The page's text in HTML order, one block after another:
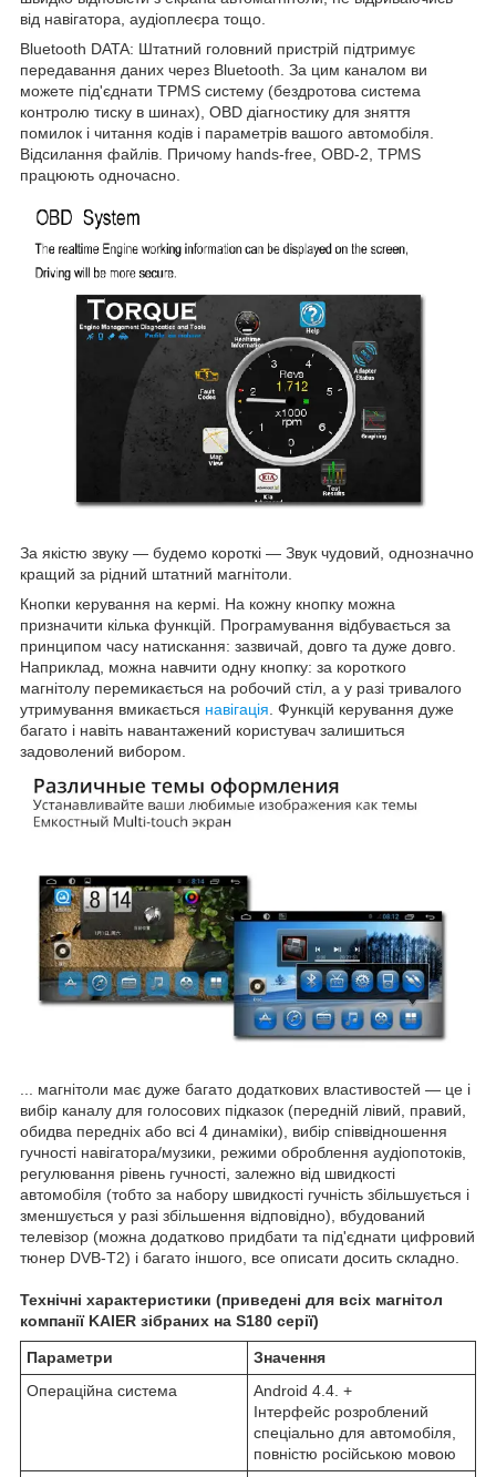
від навігатора, аудіоплеєра тощо.
Bluetooth DATA: Штатний головний пристрій підтримує
передавання даних через Bluetooth. За цим каналом ви
можете під'єднати TPMS систему (бездротова система
контролю тиску в шинах), OBD діагностику для зняття
помилок і читання кодів і параметрів вашого автомобіля.
Відсилання файлів. Причому hands-free, OBD-2, TPMS
працюють одночасно.
За якістю звуку — будемо короткі — Звук чудовий, однозначно
кращий за рідний штатний магнітоли.
Кнопки керування на кермі. На кожну кнопку можна
призначити кілька функцій. Програмування відбувається за
принципом часу натискання: зазвичай, довго та дуже довго.
Наприклад, можна навчити одну кнопку: за короткого
магнітолу перемикається на робочий стіл, а у разі тривалого
утримування вмикається навігація. Функцій керування дуже
багато і навіть навантажений користувач залишиться
задоволений вибором.
... магнітоли має дуже багато додаткових властивостей — це і
вибір каналу для голосових підказок (передній лівий, правий,
обидва передніх або всі 4 динаміки), вибір співвідношення
гучності навігатора/музики, режими оброблення аудіопотоків,
регулювання рівень гучності, залежно від швидкості
автомобіля (тобто за набору швидкості гучність збільшується і
зменшується у разі збільшення відповідно), вбудований
телевізор (можна додатково придбати та під'єднати цифровий
тюнер DVB-T2) і багато іншого, все описати досить складно.
Технічні характеристики (приведені для всіх магнітол
компанії KAIER зібраних на S180 серії)
Параметри
Значення
Операційна система
Android 4.4. +
Інтерфейс розроблений
спеціально для автомобіля,
повністю російською мовою